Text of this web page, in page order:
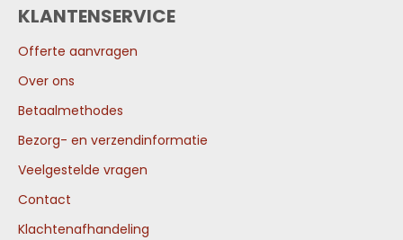
KLANTENSERVICE
Offerte aanvragen
Over ons
Betaalmethodes
Bezorg- en verzendinformatie
Veelgestelde vragen
Contact
Klachtenafhandeling